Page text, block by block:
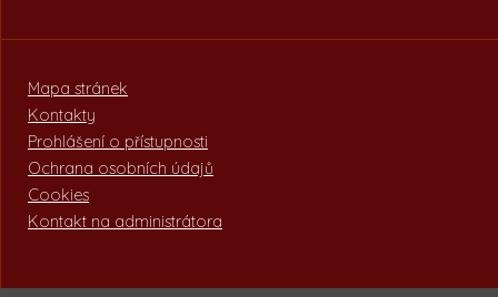
Mapa stránek
Kontakty
Prohlášení o přístupnosti
Ochrana osobních údajů
Cookies
Kontakt na administrátora